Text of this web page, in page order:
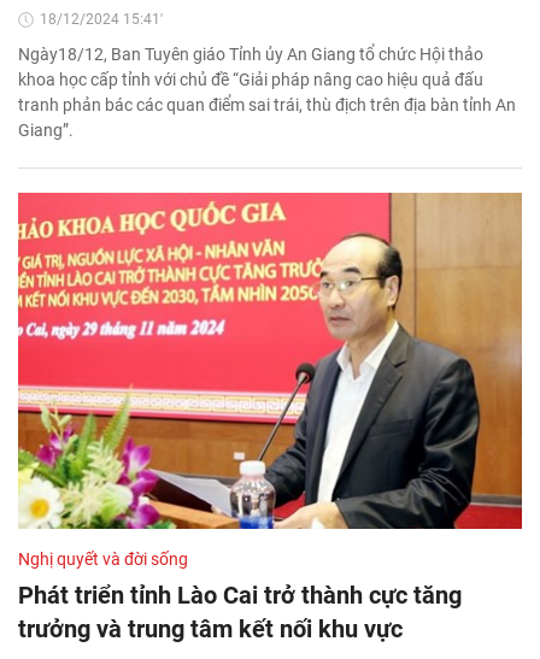
18/12/2024 15:41'
Ngày18/12, Ban Tuyên giáo Tỉnh ủy An Giang tổ chức Hội thảo
khoa học cấp tỉnh với chủ đề “Giải pháp nâng cao hiệu quả đấu
tranh phản bác các quan điểm sai trái, thù địch trên địa bàn tỉnh An
Giang”.
Nghị quyết và đời sống
Phát triển tỉnh Lào Cai trở thành cực tăng
trưởng và trung tâm kết nối khu vực